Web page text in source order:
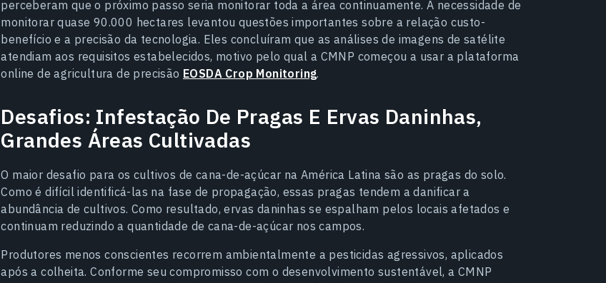
perceberam que o próximo passo seria monitorar toda a área continuamente. A necessidade de
monitorar quase 90.000 hectares levantou questões importantes sobre a relação custo-
benefício e a precisão da tecnologia. Eles concluíram que as análises de imagens de satélite
atendiam aos requisitos estabelecidos, motivo pelo qual a CMNP começou a usar a plataforma
online de agricultura de precisão EOSDA Crop Monitoring.
Desafios: Infestação De Pragas E Ervas Daninhas,
Grandes Áreas Cultivadas
O maior desafio para os cultivos de cana-de-açúcar na América Latina são as pragas do solo.
Como é difícil identificá-las na fase de propagação, essas pragas tendem a danificar a
abundância de cultivos. Como resultado, ervas daninhas se espalham pelos locais afetados e
continuam reduzindo a quantidade de cana-de-açúcar nos campos.
Produtores menos conscientes recorrem ambientalmente a pesticidas agressivos, aplicados
após a colheita. Conforme seu compromisso com o desenvolvimento sustentável, a CMNP